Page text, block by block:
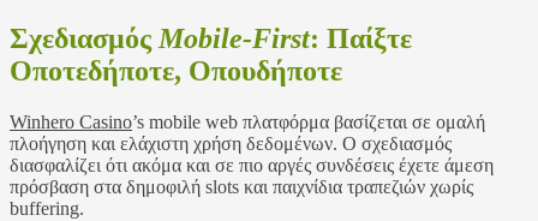
ΣχεδιασμόςMobile‑First: Παίξτε
Οποτεδήποτε, Οπουδήποτε
Winhero Casino’s mobile web πλατφόρμα βασίζεται σε ομαλή
πλοήγηση και ελάχιστη χρήση δεδομένων. Ο σχεδιασμός
διασφαλίζει ότι ακόμα και σε πιο αργές συνδέσεις έχετε άμεση
πρόσβαση στα δημοφιλή slots και παιχνίδια τραπεζιών χωρίς
buffering.